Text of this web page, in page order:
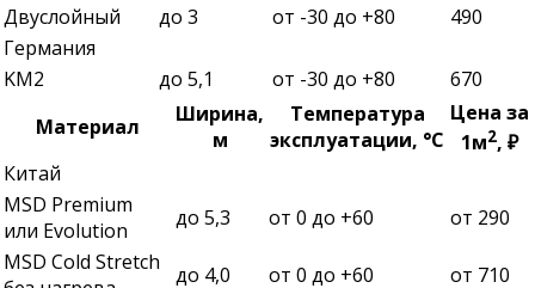
Двуслойный
до 3 от -30 до +80
490
Германия
KM2
до 5,1 от -30 до +80
670
Материал
Ширина,
м
Температура
эксплуатации, °С
Цена за
1м2, ₽
Китай
MSD Premium
или Evolution
до 5,3 от 0 до +60
от 290
MSD Cold Stretch
до 4,0 от 0 до +60 от 710